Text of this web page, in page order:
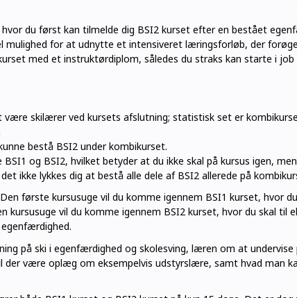
du først kan tilmelde dig BSI2 kurset efter en bestået
mulighed for at udnytte et intensiveret læringsforløb, der
med et instruktørdiplom, således du straks kan starte i
være skilærer ved kursets afslutning; statistisk set er
bestå BSI2 under kombikurset.
og BSI2, hvilket betyder at du ikke skal på kursus igen,
ikke lykkes dig at bestå alle dele af BSI2 allerede på
første kursusuge vil du komme igennem BSI1 kurset, hvor
kursusuge vil du komme igennem BSI2 kurset, hvor du skal til
på ski i egenfærdighed og skolesving, læren om at undervise
der være oplæg om eksempelvis udstyrslære, samt hvad man